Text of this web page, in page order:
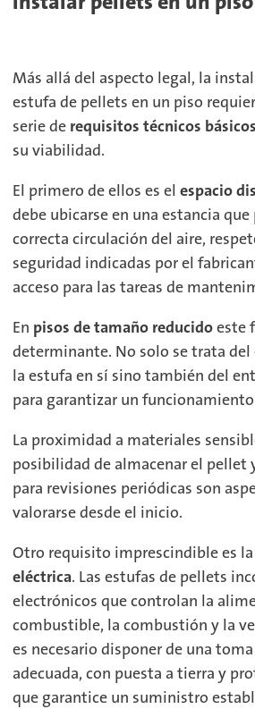
Más allá del aspecto legal, la
estufa de pellets en un piso
serie de requisitos técnicos básicos
su viabilidad.
El primero de ellos es el espacio
debe ubicarse en una estancia
correcta circulación del aire,
seguridad indicadas por el
acceso para las tareas de
En pisos de tamaño reducidoeste
determinante. No solo se trata del
la estufa en sí sino también del
para garantizar un
La proximidad a materiales
posibilidad de almacenar el pellet
para revisiones periódicas son
valorarse desde el inicio.
Otro requisito imprescindible es la
eléctrica. Las estufas de pellets
electrónicos que controlan la
combustible, la combustión y la
es necesario disponer de una
adecuada, con puesta a tierra y
que garantice un suministro